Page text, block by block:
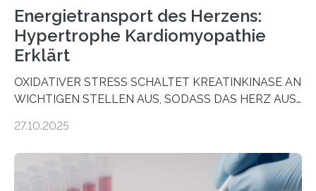
Energietransport des Herzens:
Hypertrophe Kardiomyopathie
Erklärt
OXIDATIVER STRESS SCHALTET KREATINKINASE AN
WICHTIGEN STELLEN AUS, SODASS DAS HERZ AUS
aus dem Deutschen Zentrum für Herzinsuffizienz
im Journal Circulation, warum der Energietransport bei
der Hypertrophen Kardiomyopathie (HCM) versagen
27.10.2025